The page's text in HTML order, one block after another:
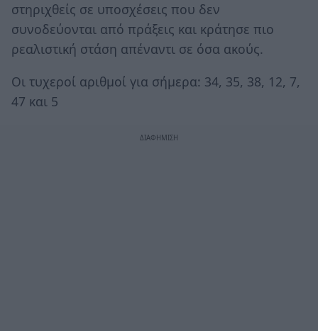
στηριχθείς σε υποσχέσεις που δεν
συνοδεύονται από πράξεις και κράτησε πιο
ρεαλιστική στάση απέναντι σε όσα ακούς.
Οι τυχεροί αριθμοί για σήμερα: 34, 35, 38, 12, 7,
47 και 5